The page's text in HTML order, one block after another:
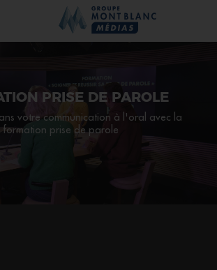
PRISE DE PAROLE
votre communication à l'oral avec la
formation prise de parole